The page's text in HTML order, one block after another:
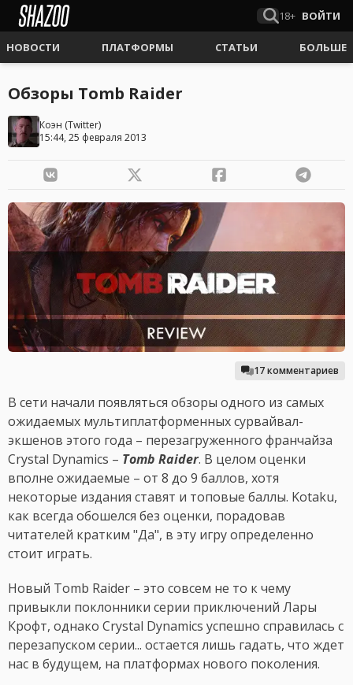
18+ ВОЙТИ
НОВОСТИ ПЛАТФОРМЫ СТАТЬИ БОЛЬШЕ
Обзоры Tomb Raider
Коэн (Twitter)
15:44, 25 февраля 2013
17 комментариев
В сети начали появляться обзоры одного из самых
ожидаемых мультиплатформенных сурвайвал-
экшенов этого года – перезагруженного франчайза
Crystal Dynamics – Tomb Raider. В целом оценки
вполне ожидаемые – от 8 до 9 баллов, хотя
некоторые издания ставят и топовые баллы. Kotaku,
как всегда обошелся без оценки, порадовав
читателей кратким "Да", в эту игру определенно
стоит играть.
Новый Tomb Raider – это совсем не то к чему
привыкли поклонники серии приключений Лары
Крофт, однако Crystal Dynamics успешно справилась с
перезапуском серии... остается лишь гадать, что ждет
нас в будущем, на платформах нового поколения.